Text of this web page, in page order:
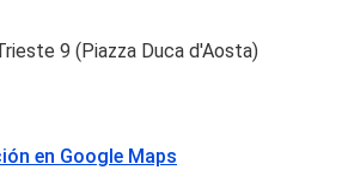
9 (Piazza Duca d'Aosta)
en Google Maps